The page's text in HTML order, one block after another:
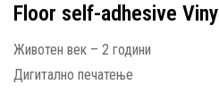
Floor self-adhesive Vinyl
Животен век – 2 години
Дигитално печатење